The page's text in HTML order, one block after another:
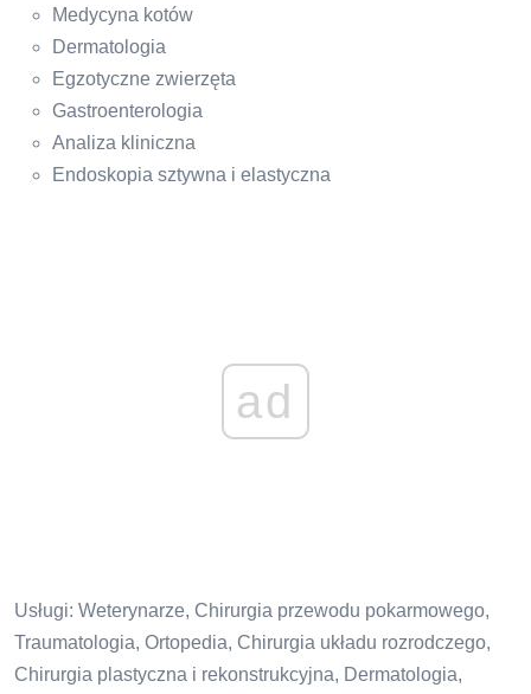
Medycyna kotów
Dermatologia
Egzotyczne zwierzęta
Gastroenterologia
Analiza kliniczna
Endoskopia sztywna i elastyczna
ad
Usługi: Weterynarze, Chirurgia przewodu pokarmowego,
Traumatologia, Ortopedia, Chirurgia układu rozrodczego,
Chirurgia plastyczna i rekonstrukcyjna, Dermatologia,